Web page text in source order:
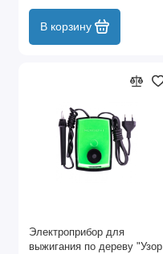
В корзину
Электроприбор для
выжигания по дереву "Узор